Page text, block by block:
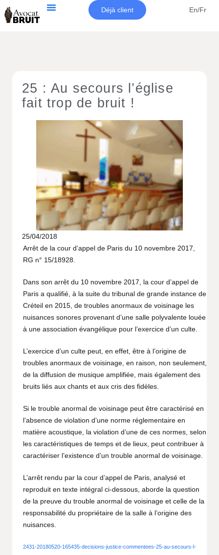
Déjà client En/Fr
25 : Au secours l’église
fait trop de bruit !
25/04/2018
Arrêt de la cour d’appel de Paris du 10 novembre 2017,
RG n° 15/18928.
Dans son arrêt du 10 novembre 2017, la cour d’appel de
Paris a qualifié, à la suite du tribunal de grande instance de
Créteil en 2015, de troubles anormaux de voisinage les
nuisances sonores provenant d’une salle polyvalente louée
à une association évangélique pour l’exercice d’un culte.
L’exercice d’un culte peut, en effet, être à l’origine de
troubles anormaux de voisinage, en raison, non seulement,
de la diffusion de musique amplifiée, mais également des
bruits liés aux chants et aux cris des fidèles.
Si le trouble anormal de voisinage peut être caractérisé en
l’absence de violation d’une norme réglementaire en
matière acoustique, la violation d’une de ces normes, selon
les caractéristiques de temps et de lieux, peut contribuer à
caractériser l’existence d’un trouble anormal de voisinage.
L’arrêt rendu par la cour d’appel de Paris, analysé et
reproduit en texte intégral ci-dessous, aborde la question
de la preuve du trouble anormal de voisinage et celle de la
responsabilité du propriétaire de la salle à l’origine des
nuisances.
2431-20180520-165435-decisions-justice-commentees-25-au-secours-l-